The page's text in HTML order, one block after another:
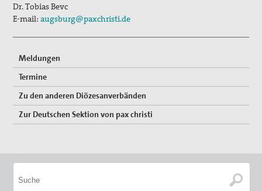
Vernetzung
Spenden
Gewissensberatung zu Fragen im Kontext des neuen
Wehrdienstes, KDV-Beratung
Dr. Tobias Bevc
E-mail:augsburg@paxchristi.de
Meldungen
Termine
Zu den anderen Diözesanverbänden
Zur Deutschen Sektion von pax christi